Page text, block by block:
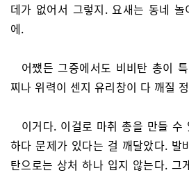
데가 없어서 그렇지. 요새는 동네
에.
어쨌든 그중에서도 비비탄 총이
찌나 위력이 센지 유리창이 다 깨질
이거다. 이걸로 마취 총을 만들
하다 문제가 있다는 걸 깨달았다. 발
탄으로는 상처 하나 입지 않는다. 그